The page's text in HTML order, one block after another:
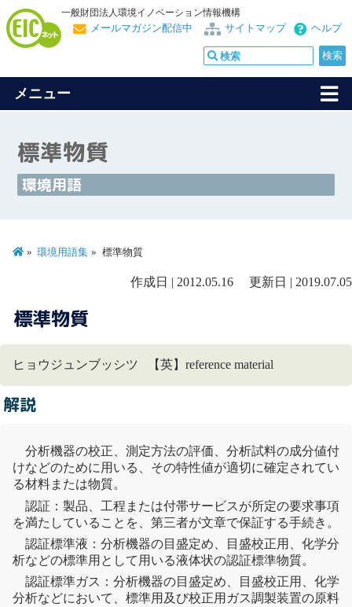
一般財団法人環境イノベーション情報機構
ヘルプ
サイトマップ
メールマガジン配信中
メニュー
標準物質
環境用語
環境用語集 標準物質
作成日 | 2012.05.16 更新日 | 2019.07.05
標準物質
ヒョウジュンブッシツ 【英】reference material
解説
分析機器の校正、測定方法の評価、分析試料の成分値付
けなどのために用いる、その特性値が適切に確定されてい
る材料または物質。
認証：製品、工程または付帯サービスが所定の要求事項
を満たしていることを、第三者が文章で保証する手続き。
認証標準液 ：分析機器の目盛定め、目盛校正用、化学分
析などの標準用として用いる液体状の認証標準物質。
認証標準ガス ：分析機器の目盛定め、目盛校正用、化学
分析などにおいて、標準用及び校正用ガス調製装置の原料